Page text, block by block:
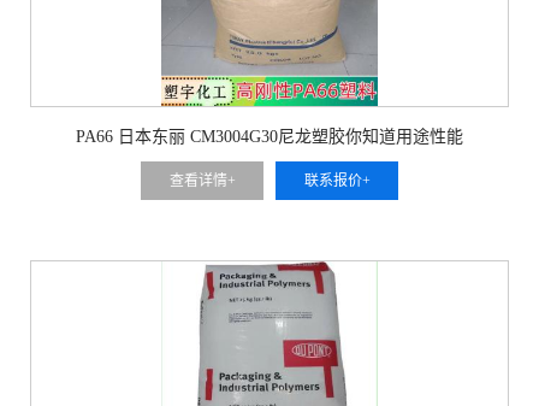
PA66 日本东丽 CM3004G30尼龙塑胶你知道用途性能
查看详情+ 联系报价+